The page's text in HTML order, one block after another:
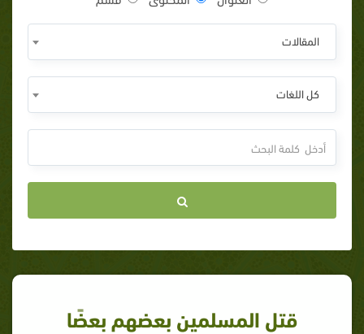
المقالات
كل اللغات
قتل المسلمين بعضهم بعضًا